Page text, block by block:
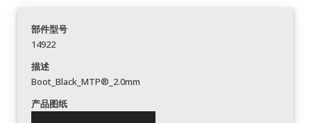
部件型号
14922
描述
Boot_Black_MTP®_2.0mm
产品图纸